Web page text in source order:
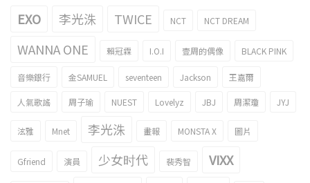
EXO 李光洙 TWICE NCT NCT DREAM
WANNA ONE 賴冠霖 I.O.I 壹周的偶像 BLACK PINK
音樂銀行 金SAMUEL seventeen Jackson 王嘉爾
人氣歌謠 周子瑜 NUEST Lovelyz JBJ 周潔瓊 JYJ
泫雅 Mnet 李光洙 畫報 MONSTA X 圖片
Gfriend 演員 少女时代 裴秀智 VIXX